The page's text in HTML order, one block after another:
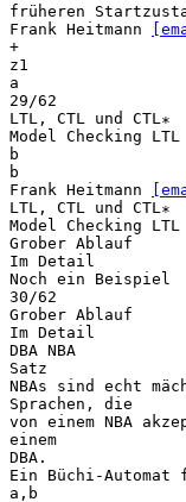
früheren
Frank Heitmann
+
z1
a
29/62
LTL, CTL und CTL∗
Model Checking LTL
b
b
Frank Heitmann
LTL, CTL und CTL∗
Model Checking LTL
Grober Ablauf
Im Detail
Noch ein Beispiel
30/62
Grober Ablauf
Im Detail
DBA NBA
Satz
NBAs sind echt
Sprachen, die
von einem NBA
einem
DBA.
Ein Büchi-
a,b